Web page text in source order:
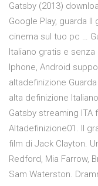
Gatsby (2013)
Google Play, guarda Il
cinema sul tuo pc …
Italiano gratis e senza
Iphone, Android
altadefinizione
alta definizione
Gatsby streaming ITA
Altadefinizione01. Il
film di Jack Clayton.
Redford, Mia Farrow,
Sam Waterston.